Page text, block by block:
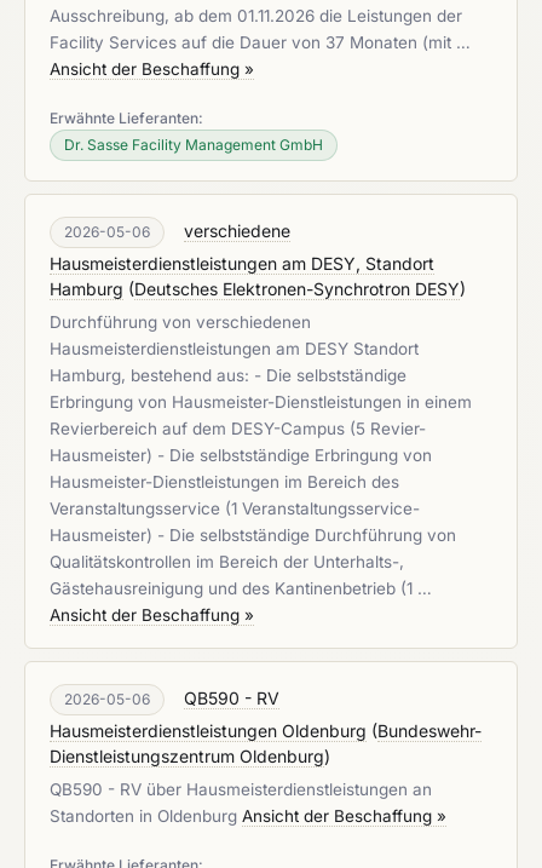
Ausschreibung, ab dem 01.11.2026 die Leistungen der
Facility Services auf die Dauer von 37 Monaten (mit …
Ansicht der Beschaffung »
Erwähnte Lieferanten:
Dr. Sasse Facility Management GmbH
2026-05-06
verschiedene
Hausmeisterdienstleistungen am DESY, Standort
Hamburg (Deutsches Elektronen-Synchrotron DESY)
Durchführung von verschiedenen
Hausmeisterdienstleistungen am DESY Standort
Hamburg, bestehend aus: - Die selbstständige
Erbringung von Hausmeister-Dienstleistungen in einem
Revierbereich auf dem DESY-Campus (5 Revier-
Hausmeister) - Die selbstständige Erbringung von
Hausmeister-Dienstleistungen im Bereich des
Veranstaltungsservice (1 Veranstaltungsservice-
Hausmeister) - Die selbstständige Durchführung von
Qualitätskontrollen im Bereich der Unterhalts-,
Gästehausreinigung und des Kantinenbetrieb (1 …
Ansicht der Beschaffung »
2026-05-06
QB590 - RV
Hausmeisterdienstleistungen Oldenburg (Bundeswehr-
Dienstleistungszentrum Oldenburg)
QB590 - RV über Hausmeisterdienstleistungen an
Standorten in Oldenburg Ansicht der Beschaffung »